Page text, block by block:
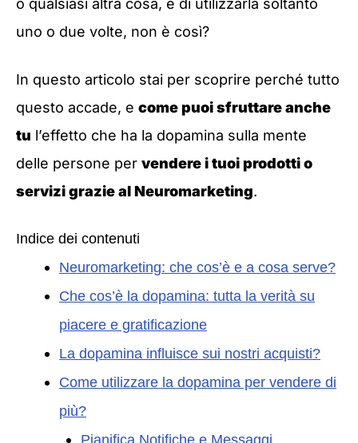
uno o due volte, non è così?
In questo articolo stai per scoprire perché tutto
questo accade, e come puoi sfruttare anche
tu l’effetto che ha la dopamina sulla mente
delle persone per vendere i tuoi prodotti o
servizi grazie al Neuromarketing.
Indice dei contenuti
Neuromarketing: che cos’è e a cosa serve?
Che cos’è la dopamina: tutta la verità su
piacere e gratificazione
La dopamina influisce sui nostri acquisti?
Come utilizzare la dopamina per vendere di
più?
Pianifica Notifiche e Messaggi